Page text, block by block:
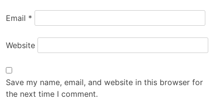
Email *
Website
Save my name, email, and website in this browser for
the next time I comment.